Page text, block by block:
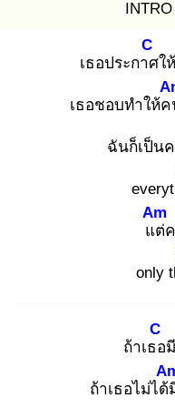
เธอประกาศ
C
ใ
เธอชอบทำให้
ฉันก็เป็น
แต่
Am
only
ถ้าเธอ
C
ถ้าเธอไม่ได้